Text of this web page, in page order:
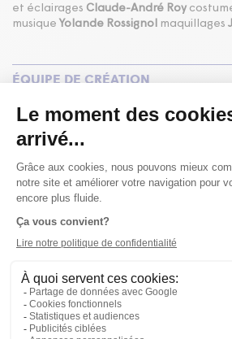
et éclairages Claude-André Roy
musique Yolande Rossignol maquillages
ÉQUIPE DE CRÉATION
EXTRAIT DE CRITIQUE
CENTRE DU THÉÂTRE